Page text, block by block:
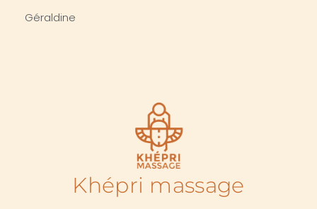
Géraldine
Khépri massage